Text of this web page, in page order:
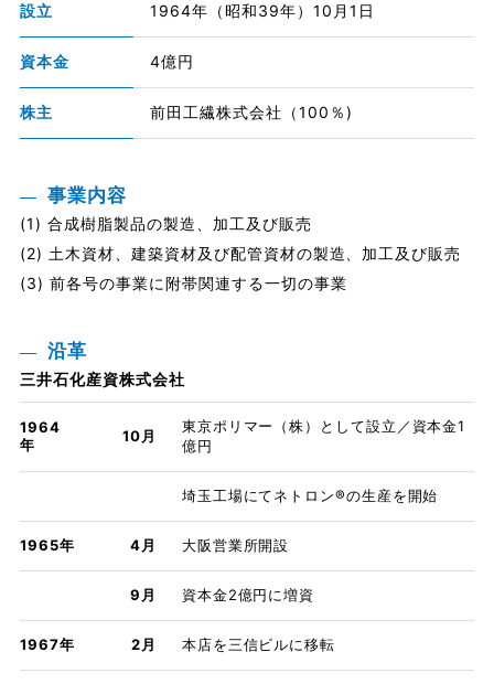
設立 1964年（昭和39年）10月1日
資本金 4億円
株主 前田工繊株式会社（100％)
事業内容
合成樹脂製品の製造、加工及び販売
土木資材、建築資材及び配管資材の製造、加工及び販売
前各号の事業に附帯関連する一切の事業
沿革
三井石化産資株式会社
1964
年
10月
東京ポリマー（株）として設立／資本金1
億円
埼玉工場にてネトロン®の生産を開始
1965年 4月 大阪営業所開設
9月 資本金2億円に増資
1967年 2月 本店を三信ビルに移転